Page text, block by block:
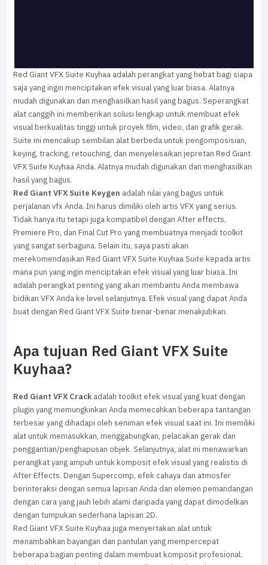
Red Giant VFX Suite Kuyhaa adalah perangkat yang hebat bagi siapa
saja yang ingin menciptakan efek visual yang luar biasa. Alatnya
mudah digunakan dan menghasilkan hasil yang bagus. Seperangkat
alat canggih ini memberikan solusi lengkap untuk membuat efek
visual berkualitas tinggi untuk proyek film, video, dan grafik gerak.
Suite ini mencakup sembilan alat berbeda untuk pengomposisian,
keying, tracking, retouching, dan menyelesaikan jepretan Red Giant
VFX Suite Kuyhaa Anda. Alatnya mudah digunakan dan menghasilkan
hasil yang bagus.
Red Giant VFX Suite Keygen adalah nilai yang bagus untuk
perjalanan vfx Anda. Ini harus dimiliki oleh artis VFX yang serius.
Tidak hanya itu tetapi juga kompatibel dengan After effects,
Premiere Pro, dan Final Cut Pro yang membuatnya menjadi toolkit
yang sangat serbaguna. Selain itu, saya pasti akan
merekomendasikan Red Giant VFX Suite Kuyhaa Suite kepada artis
mana pun yang ingin menciptakan efek visual yang luar biasa. Ini
adalah perangkat penting yang akan membantu Anda membawa
bidikan VFX Anda ke level selanjutnya. Efek visual yang dapat Anda
buat dengan Red Giant VFX Suite benar-benar menakjubkan.
Apa tujuan Red Giant VFX Suite
Kuyhaa?
Red Giant VFX Crack adalah toolkit efek visual yang kuat dengan
plugin yang memungkinkan Anda memecahkan beberapa tantangan
terbesar yang dihadapi oleh seniman efek visual saat ini. Ini memiliki
alat untuk memasukkan, menggabungkan, pelacakan gerak dan
penggantian/penghapusan objek. Selanjutnya, alat ini menawarkan
perangkat yang ampuh untuk komposit efek visual yang realistis di
After Effects. Dengan Supercomp, efek cahaya dan atmosfer
berinteraksi dengan semua lapisan Anda dan elemen pemandangan
dengan cara yang jauh lebih alami daripada yang dapat dimodelkan
dengan tumpukan sederhana lapisan 2D.
Red Giant VFX Suite Kuyhaa juga menyertakan alat untuk
menambahkan bayangan dan pantulan yang mempercepat
beberapa bagian penting dalam membuat komposit profesional.